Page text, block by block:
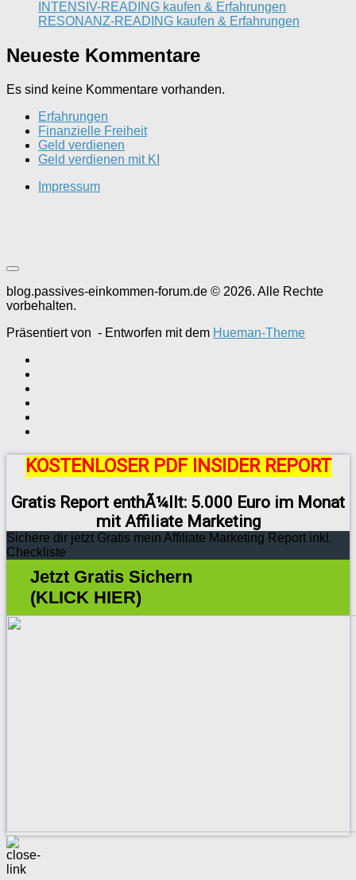
INTENSIV-READING kaufen & Erfahrungen
RESONANZ-READING kaufen & Erfahrungen
Neueste Kommentare
Es sind keine Kommentare vorhanden.
Erfahrungen
Finanzielle Freiheit
Geld verdienen
Geld verdienen mit KI
Impressum
blog.passives-einkommen-forum.de © 2026. Alle Rechte
vorbehalten.
Präsentiert von - Entworfen mit dem Hueman-Theme
KOSTENLOSER PDF INSIDER REPORT
Gratis Report enthÃ¼llt: 5.000 Euro im Monat
mit Affiliate Marketing
Sichere dir jetzt Gratis mein Affiliate Marketing Report inkl.
Checkliste
Jetzt Gratis Sichern
(KLICK HIER)